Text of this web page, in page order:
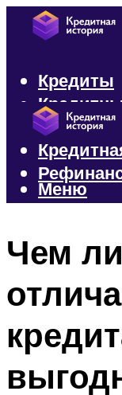
Кредиты
Меню
Чем